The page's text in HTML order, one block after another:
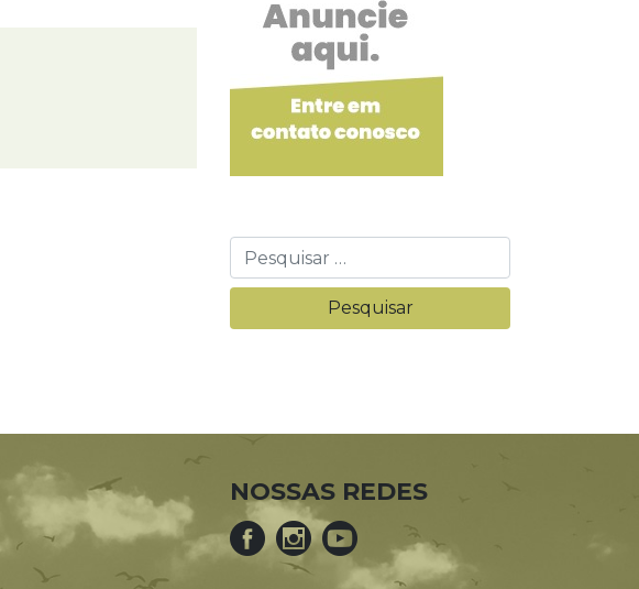
NOSSAS REDES